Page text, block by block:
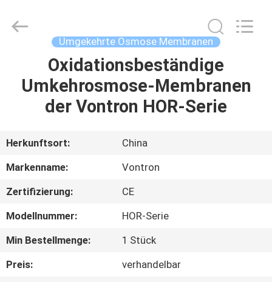
PRODUKTE
ÜBER
UNS
FABRIK-
AUSFLUG
QUALITÄTSKONTROLLE
Umgekehrte Osmose Membranen
Oxidationsbeständige
Umkehrosmose-Membranen
der Vontron HOR-Serie
Herkunftsort:
China
Markenname:
Vontron
Zertifizierung:
CE
Modellnummer:
HOR-Serie
Min Bestellmenge:
1 Stück
Preis:
verhandelbar